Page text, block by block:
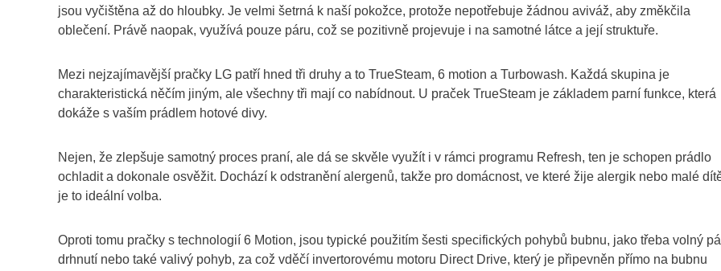
jsou vyčištěna až do hloubky. Je velmi šetrná k naší pokožce, protože nepotřebuje žádnou aviváž, aby změkčila
oblečení. Právě naopak, využívá pouze páru, což se pozitivně projevuje i na samotné látce a její struktuře.
Mezi nejzajímavější pračky LG patří hned tři druhy a to TrueSteam, 6 motion a Turbowash. Každá skupina je
charakteristická něčím jiným, ale všechny tři mají co nabídnout. U praček TrueSteam je základem parní funkce, která
dokáže s vaším prádlem hotové divy.
Nejen, že zlepšuje samotný proces praní, ale dá se skvěle využít i v rámci programu Refresh, ten je schopen prádlo
ochladit a dokonale osvěžit. Dochází k odstranění alergenů, takže pro domácnost, ve které žije alergik nebo malé
je to ideální volba.
Oproti tomu pračky s technologií 6 Motion, jsou typické použitím šesti specifických pohybů bubnu, jako třeba volný
drhnutí nebo také valivý pohyb, za což vděčí invertorovému motoru Direct Drive, který je připevněn přímo na bubnu